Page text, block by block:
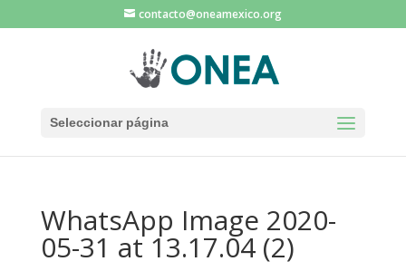
contacto@oneamexico.org
Seleccionar página
WhatsApp Image 2020-
05-31 at 13.17.04 (2)